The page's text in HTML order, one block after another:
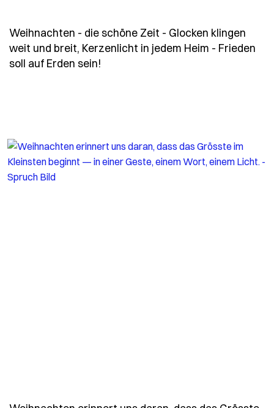
Weihnachten - die schöne Zeit - Glocken klingen
weit und breit, Kerzenlicht in jedem Heim - Frieden
soll auf Erden sein!